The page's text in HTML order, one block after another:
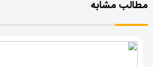
مطالب مشابه